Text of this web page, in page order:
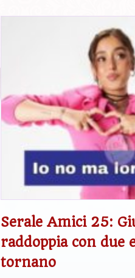
Serale Amici 25:
raddoppia con due
tornano